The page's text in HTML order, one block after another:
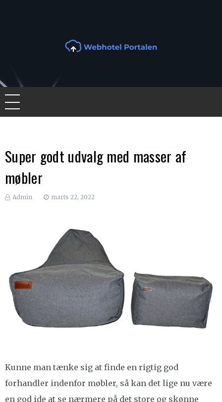
Super godt udvalg med masser af
møbler
Admin marts 22, 2022
Kunne man tænke sig at finde en rigtig god
forhandler indenfor møbler, så kan det lige nu være
en god ide at se nærmere på det store og skønne